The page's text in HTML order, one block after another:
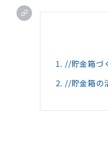
//貯金箱づ
//貯金箱の